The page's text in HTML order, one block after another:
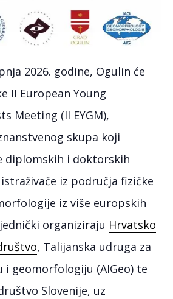
2026. godine, Ogulin će
II European Young
Meeting (II EYGM),
skupa koji
diplomskih i doktorskih
iz područja fizičke
iz više europskih
organiziraju Hrvatsko
, Talijanska udruga za
i geomorfologiju (AIGeo) te
Slovenije, uz